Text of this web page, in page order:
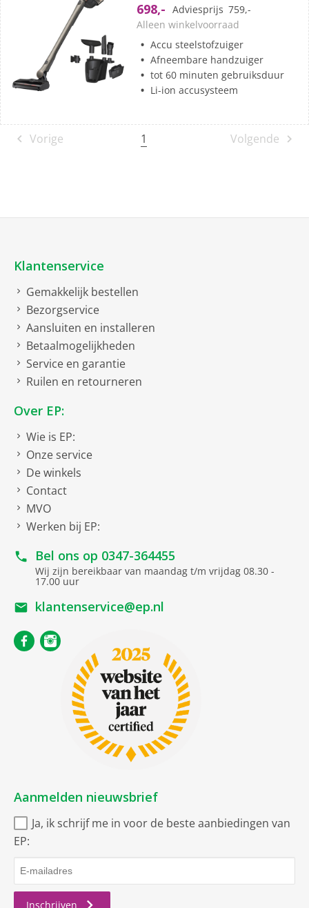
sterren.
1
beoordeling
698,- Adviesprijs 759,-
Alleen winkelvoorraad
Accu steelstofzuiger
Afneembare handzuiger
tot 60 minuten gebruiksduur
Li-ion accusysteem
Vorige 1 Volgende
Klantenservice
Gemakkelijk bestellen
Bezorgservice
Aansluiten en installeren
Betaalmogelijkheden
Service en garantie
Ruilen en retourneren
Over EP:
Wie is EP:
Onze service
De winkels
Contact
MVO
Werken bij EP:
Bel ons op 0347-364455
Wij zijn bereikbaar van maandag t/m vrijdag 08.30 -
17.00 uur
klantenservice@ep.nl
Aanmelden nieuwsbrief
Ja, ik schrijf me in voor de beste aanbiedingen van
EP:
Inschrijven